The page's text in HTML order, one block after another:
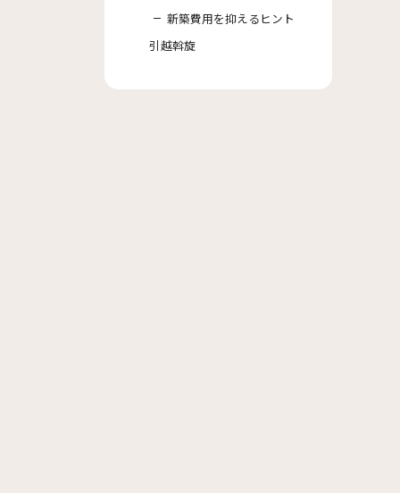
新築費用を抑えるヒント
引越斡旋